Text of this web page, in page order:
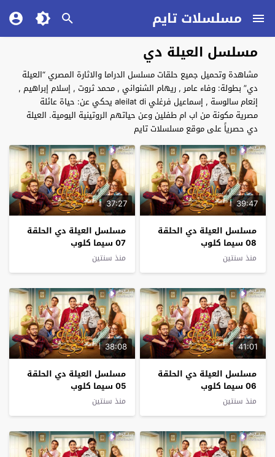
مسلسلات تايم
مسلسل العيلة دي
مشاهدة وتحميل جميع حلقات مسلسل الدراما والاثارة المصري “العيلة
دي” بطولة: وفاء عامر , ريهام الشنواني , محمد ثروت , إسلام إبراهيم ,
إنعام سالوسة , إسماعيل فرغلي aleilat di يحكي عن: حياة عائلة
مصرية مكونة من اب ام طفلين وعن حياتهم الروتينية اليومية. العيلة
دي حصرياً على موقع مسلسلات تايم
39:47
مسلسل العيلة دي الحلقة
08 سيما كلوب
منذ سنتين
37:27
مسلسل العيلة دي الحلقة
07 سيما كلوب
منذ سنتين
41:01
مسلسل العيلة دي الحلقة
06 سيما كلوب
منذ سنتين
38:08
مسلسل العيلة دي الحلقة
05 سيما كلوب
منذ سنتين